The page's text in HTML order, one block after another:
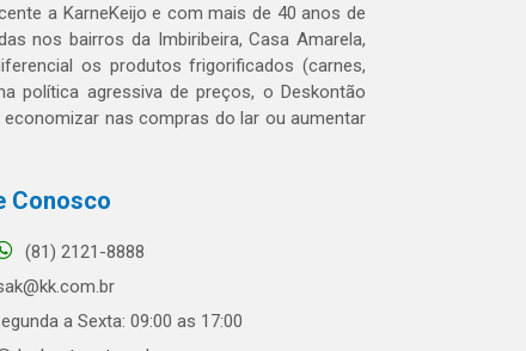
a KarneKeijo e com mais de 40 anos de
nos bairros da Imbiribeira, Casa Amarela,
os produtos frigorificados (carnes,
política agressiva de preços, o Deskontão
nas compras do lar ou aumentar
Conosco
(81) 2121-8888
a Sexta: 09:00 as 17:00